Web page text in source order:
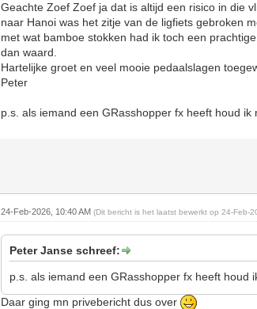
Geachte Zoef Zoef ja dat is altijd een risico in die
naar Hanoi was het zitje van de ligfiets gebroken
met wat bamboe stokken had ik toch een
dan waard.
Hartelijke groet en veel mooie pedaalslagen
Peter
p.s. als iemand een GRasshopper fx heeft houd
24-Feb-2026, 10:40 AM(Dit bericht is het laatst bewerkt op 24-Feb-
Peter Janse schreef:
p.s. als iemand een GRasshopper fx heeft
Daar ging mn privebericht dus over